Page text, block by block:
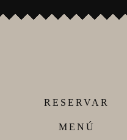
RESERVAR
MENÚ